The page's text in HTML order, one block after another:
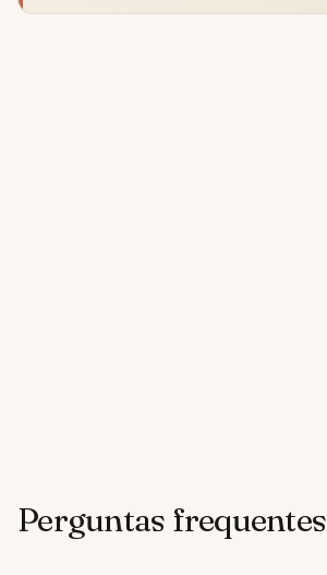
Perguntas frequentes